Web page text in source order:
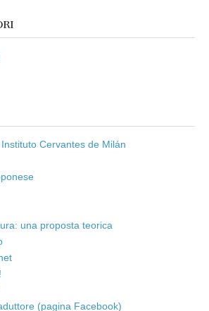
Cervantes de Milán
una proposta teorica
(pagina Facebook)